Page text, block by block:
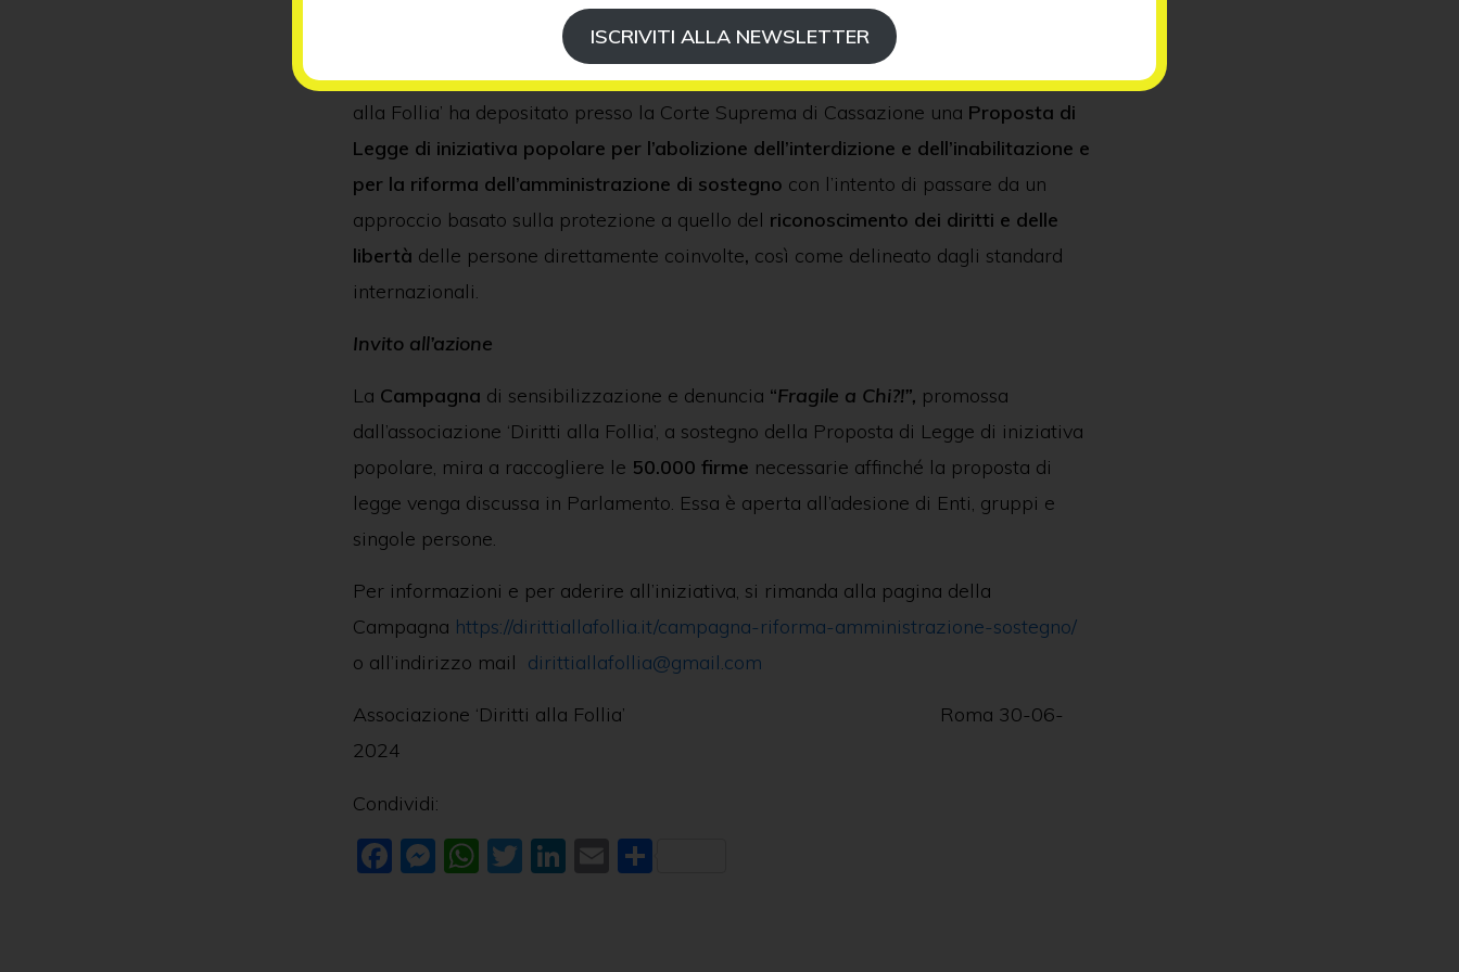
Verso una nuova legislazione
In risposta a queste gravi problematiche, il 18 aprile 2024 l’associazione ‘Diritti
alla Follia’ ha depositato presso la Corte Suprema di Cassazione una Proposta di
Legge di iniziativa popolare per l’abolizione dell’interdizione e dell’inabilitazione e
per la riforma dell’amministrazione di sostegno con l’intento di passare da un
approccio basato sulla protezione a quello del riconoscimento dei diritti e delle
libertà delle persone direttamente coinvolte, così come delineato dagli standard
internazionali.
Invito all’azione
La Campagna di sensibilizzazione e denuncia “Fragile a Chi?!”, promossa
dall’associazione ‘Diritti alla Follia’, a sostegno della Proposta di Legge di iniziativa
popolare, mira a raccogliere le 50.000 firme necessarie affinché la proposta di
legge venga discussa in Parlamento. Essa è aperta all’adesione di Enti, gruppi e
singole persone.
Per informazioni e per aderire all’iniziativa, si rimanda alla pagina della
Campagna https://dirittiallafollia.it/campagna-riforma-amministrazione-sostegno/
o all’indirizzo mail dirittiallafollia@gmail.com
Associazione ‘Diritti alla Follia’ Roma 30-06-
2024
Condividi:
F
M
W T
Li
E
ISCRIVITI ALLA NEWSLETTER